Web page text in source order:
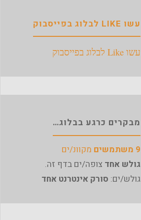
עשו LIKE לבלוג בפייסבוק
עשו Like לבלוג בפייסבוק
מבקרים כרגע בבלוג…
9 משתמשים
מקוונ/ים
גולש אחד צופה/ים בדף זה.
גולש/ים: סורק אינטרנט אחד